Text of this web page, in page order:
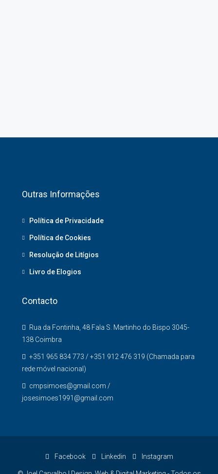
Outras Informações
Política de Privacidade
Política de Cookies
Resolução de Litígios
Livro de Elogios
Contacto
Rua da Fontinha, 48 Fala S. Martinho do Bispo 3045-
138 Coimbra
+351 965 834 773 / +351 912 476 319 (Chamada para
rede móvel nacional)
cmpsimoes@gmail.com /
josesimoes1991@gmail.com
Facebook Linkedin Instagram